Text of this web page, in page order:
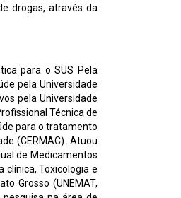
drogas, através da
para o SUS Pela
pela Universidade
pela Universidade
Técnica de
para o tratamento
(CERMAC). Atuou
de Medicamentos
clínica, Toxicologia e
Grosso (UNEMAT,